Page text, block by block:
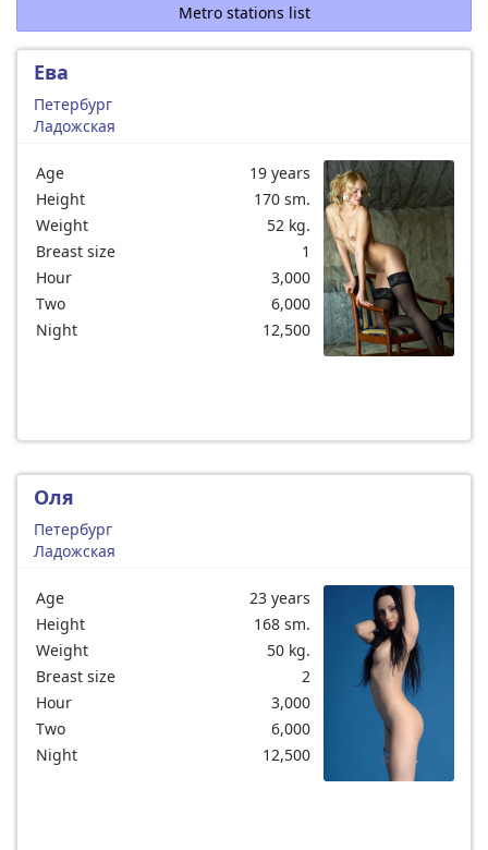
Ева
Петербург
Ладожская
Age
19 years
Height
170 sm.
Weight
52 kg.
Breast size
1
Hour
3,000
Two
6,000
Night
12,500
Оля
Петербург
Ладожская
Age
23 years
Height
168 sm.
Weight
50 kg.
Breast size
2
Hour
3,000
Two
6,000
Night
12,500
Metro stations list